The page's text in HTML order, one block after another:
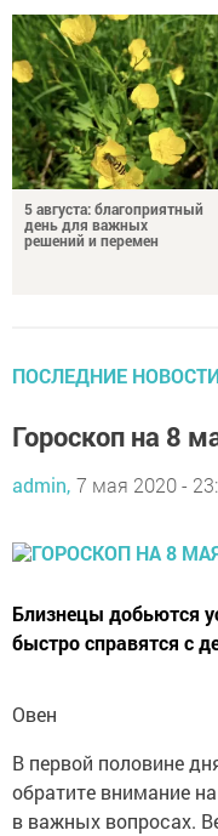
5 августа: благоприятный
день для важных
решений и перемен
ПОСЛЕДНИЕ
Гороскоп на 8
admin, 7 мая 2020 -
Близнецы добьются
быстро справятся с
Овен
В первой половине
обратите внимание
в важных вопросах.